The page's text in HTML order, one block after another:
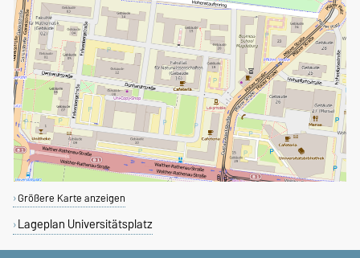
Größere Karte anzeigen
Lageplan Universitätsplatz